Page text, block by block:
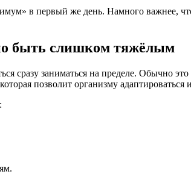
в первый же день. Намного важнее,
быть слишком тяжёлым
сразу заниматься на пределе. Обычно
позволит организму